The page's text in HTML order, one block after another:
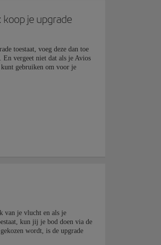
je upgrade
toestaat, voeg deze dan toe
En vergeet niet dat als je Avios
gebruiken om voor je
van je vlucht en als je
kun jij je bod doen via de
wordt, is de upgrade